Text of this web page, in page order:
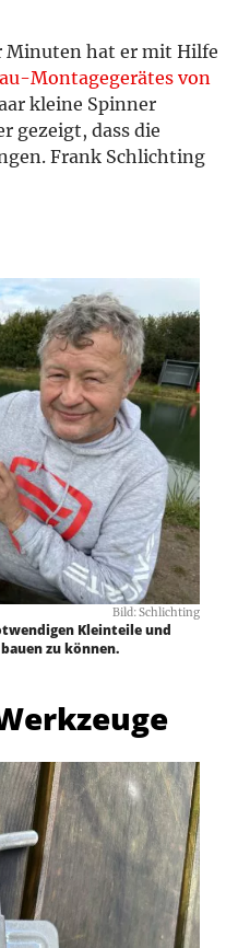
Minuten hat er mit Hilfe
Montagegerätes von
kleine Spinner
gezeigt, dass die
Frank Schlichting
Bild: Schlichting
Kleinteile und
zu können.